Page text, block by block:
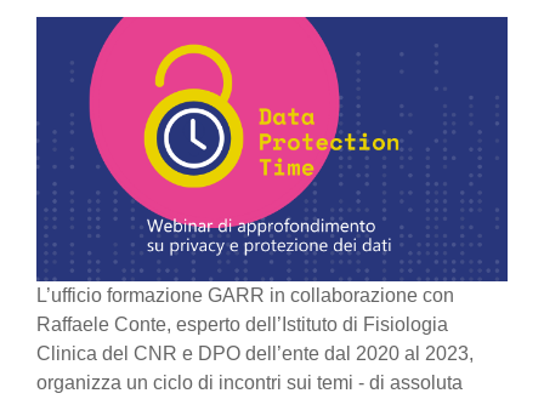
L’ufficio formazione GARR in collaborazione con
Raffaele Conte, esperto dell’Istituto di Fisiologia
Clinica del CNR e DPO dell’ente dal 2020 al 2023,
organizza un ciclo di incontri sui temi - di assoluta